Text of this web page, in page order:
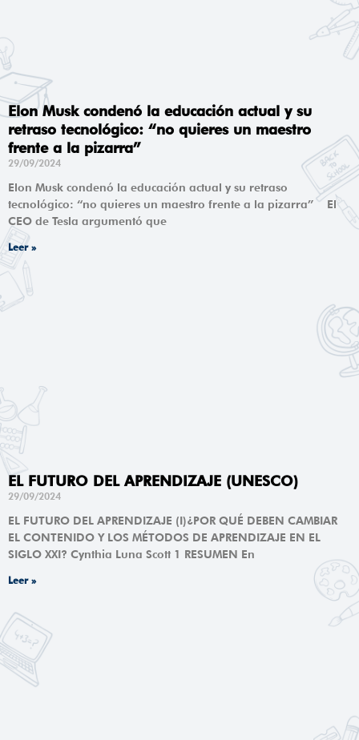
Elon Musk condenó la educación actual y su
retraso tecnológico: “no quieres un maestro
frente a la pizarra”
29/09/2024
Elon Musk condenó la educación actual y su retraso
tecnológico: “no quieres un maestro frente a la pizarra” El
CEO de Tesla argumentó que
Leer »
EL FUTURO DEL APRENDIZAJE (UNESCO)
29/09/2024
EL FUTURO DEL APRENDIZAJE (I)¿POR QUÉ DEBEN CAMBIAR
EL CONTENIDO Y LOS MÉTODOS DE APRENDIZAJE EN EL
SIGLO XXI? Cynthia Luna Scott 1 RESUMEN En
Leer »